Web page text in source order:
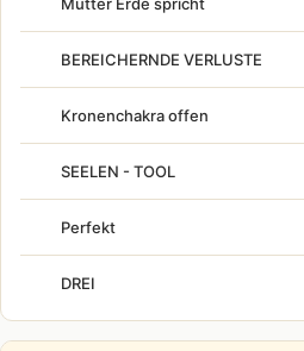
BEREICHERNDE VERLUSTE
Kronenchakra offen
SEELEN - TOOL
Perfekt
DREI